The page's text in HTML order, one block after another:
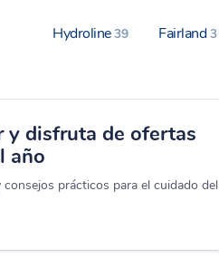
Hydroline39 Fairland3
y disfruta de ofertas
año
prácticos para el cuidado del